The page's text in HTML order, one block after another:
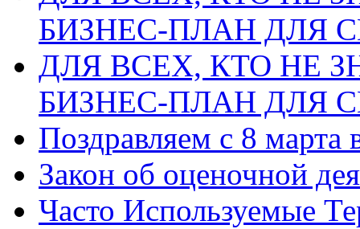
БИЗНЕС-ПЛАН ДЛЯ
ДЛЯ ВСЕХ, КТО НЕ
БИЗНЕС-ПЛАН ДЛЯ
Поздравляем с 8
Закон об оценочной
Часто Используемые